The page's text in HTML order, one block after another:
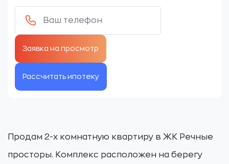
Рассчитать ипотеку
Продам 2-х комнатную квартиру в ЖК Речные
просторы. Комплекс расположен на берегу